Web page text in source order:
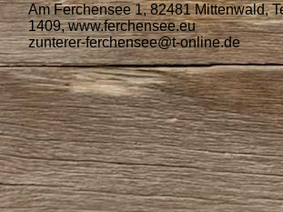
Am Ferchensee 1, 82481 Mittenwald,
1409, www.ferchensee.eu
zunterer-ferchensee@t-online.de